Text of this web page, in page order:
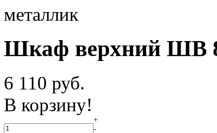
Шкаф верхний ШВ
6 110 руб.
В корзину!
+
-